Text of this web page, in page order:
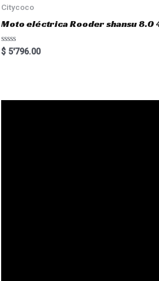
o
f
5
Citycoco
Moto eléctrica Rooder shansu
R
a
$5'796.00